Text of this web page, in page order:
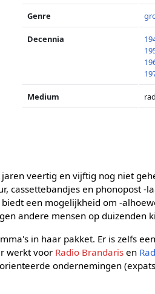
Genre
Decennia
Medium
veertig en vijftig nog niet
cassettebandjes en phonopost -
een mogelijkheid om -
andere mensen op duizenden
in haar pakket. Er is zelfs
werkt voor Radio Brandaris en
ondernemingen